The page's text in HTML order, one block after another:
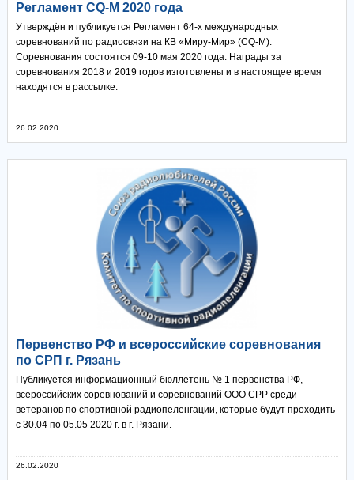
Регламент CQ-M 2020 года
Утверждён и публикуется Регламент 64-х международных
соревнований по радиосвязи на КВ «Миру-Мир» (CQ-M).
Соревнования состоятся 09-10 мая 2020 года. Награды за
соревнования 2018 и 2019 годов изготовлены и в настоящее время
находятся в рассылке.
26.02.2020
Первенство РФ и всероссийские соревнования
по СРП г. Рязань
Публикуется информационный бюллетень № 1 первенства РФ,
всероссийских соревнований и соревнований ООО СРР среди
ветеранов по спортивной радиопеленгации, которые будут проходить
с 30.04 по 05.05 2020 г. в г. Рязани.
26.02.2020